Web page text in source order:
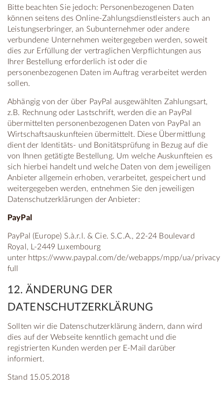
Bitte beachten Sie jedoch: Personenbezogenen Daten
können seitens des Online-Zahlungsdienstleisters auch an
Leistungserbringer, an Subunternehmer oder andere
verbundene Unternehmen weitergegeben werden, soweit
dies zur Erfüllung der vertraglichen Verpflichtungen aus
Ihrer Bestellung erforderlich ist oder die
personenbezogenen Daten im Auftrag verarbeitet werden
sollen.
Abhängig von der über PayPal ausgewählten Zahlungsart,
z.B. Rechnung oder Lastschrift, werden die an PayPal
übermittelten personenbezogenen Daten von PayPal an
Wirtschaftsauskunfteien übermittelt. Diese Übermittlung
dient der Identitäts- und Bonitätsprüfung in Bezug auf die
von Ihnen getätigte Bestellung. Um welche Auskunfteien es
sich hierbei handelt und welche Daten von dem jeweiligen
Anbieter allgemein erhoben, verarbeitet, gespeichert und
weitergegeben werden, entnehmen Sie den jeweiligen
Datenschutzerklärungen der Anbieter:
PayPal
PayPal (Europe) S.à.r.l. & Cie. S.C.A., 22-24 Boulevard
Royal, L-2449 Luxembourg
unter https://www.paypal.com/de/webapps/mpp/ua/
full
12. ÄNDERUNG DER
DATENSCHUTZERKLÄRUNG
Sollten wir die Datenschutzerklärung ändern, dann wird
dies auf der Webseite kenntlich gemacht und die
registrierten Kunden werden per E-Mail darüber
informiert.
Stand 15.05.2018